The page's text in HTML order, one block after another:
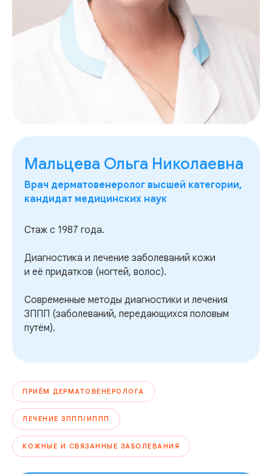
Мальцева Ольга Николаевна
Врач дерматовенеролог высшей категории,
кандидат медицинских наук
Стаж с 1987 года.
Диагностика и лечение заболеваний кожи
и её придатков (ногтей, волос).
Современные методы диагностики и лечения
ЗППП (заболеваний, передающихся половым
путём).
ПРИЁМ ДЕРМАТОВЕНЕРОЛОГА
ЛЕЧЕНИЕ ЗППП/ИППП
КОЖНЫЕ И СВЯЗАННЫЕ ЗАБОЛЕВАНИЯ